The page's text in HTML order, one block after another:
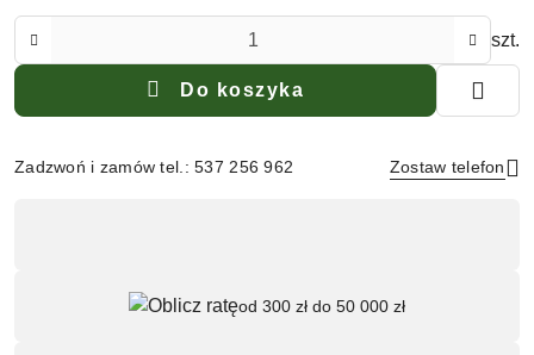
szt.
Do koszyka
Zadzwoń i zamów tel.: 537 256 962 Zostaw telefon
od 300 zł do 50 000 zł